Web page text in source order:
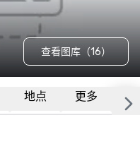
查看图库（16）
地点 更多 常